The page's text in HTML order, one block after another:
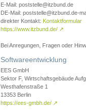
E-Mail: poststelle@itzbund.de
DE-Mail: poststelle@itzbund.de-
direkter Kontakt: Kontaktformular
https://www.itzbund.de/ ↗
Bei Anregungen, Fragen oder
Softwareentwicklung
EES GmbH
Sektor F, Wirtschaftsgebäude
Westhafenstraße 1
13353 Berlin
https://ees-gmbh.de/ ↗